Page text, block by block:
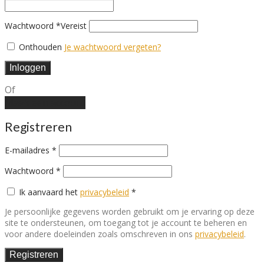
Wachtwoord *Vereist
Onthouden Je wachtwoord vergeten?
Inloggen
Of
Registreren
E-mailadres *
Wachtwoord *
Ik aanvaard het privacybeleid *
Je persoonlijke gegevens worden gebruikt om je ervaring op deze
site te ondersteunen, om toegang tot je account te beheren en
voor andere doeleinden zoals omschreven in ons privacybeleid.
Registreren